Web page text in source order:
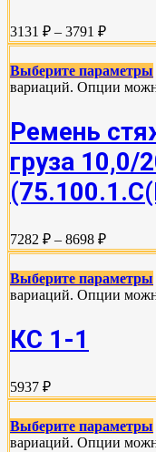
3131 ₽ – 3791 ₽
Выберите параметры
вариаций. Опции
Ремень
груза 10,0/
7282 ₽ – 8698 ₽
Выберите параметры
вариаций. Опции
КС 1-1
5937 ₽
Выберите параметры
вариаций. Опции